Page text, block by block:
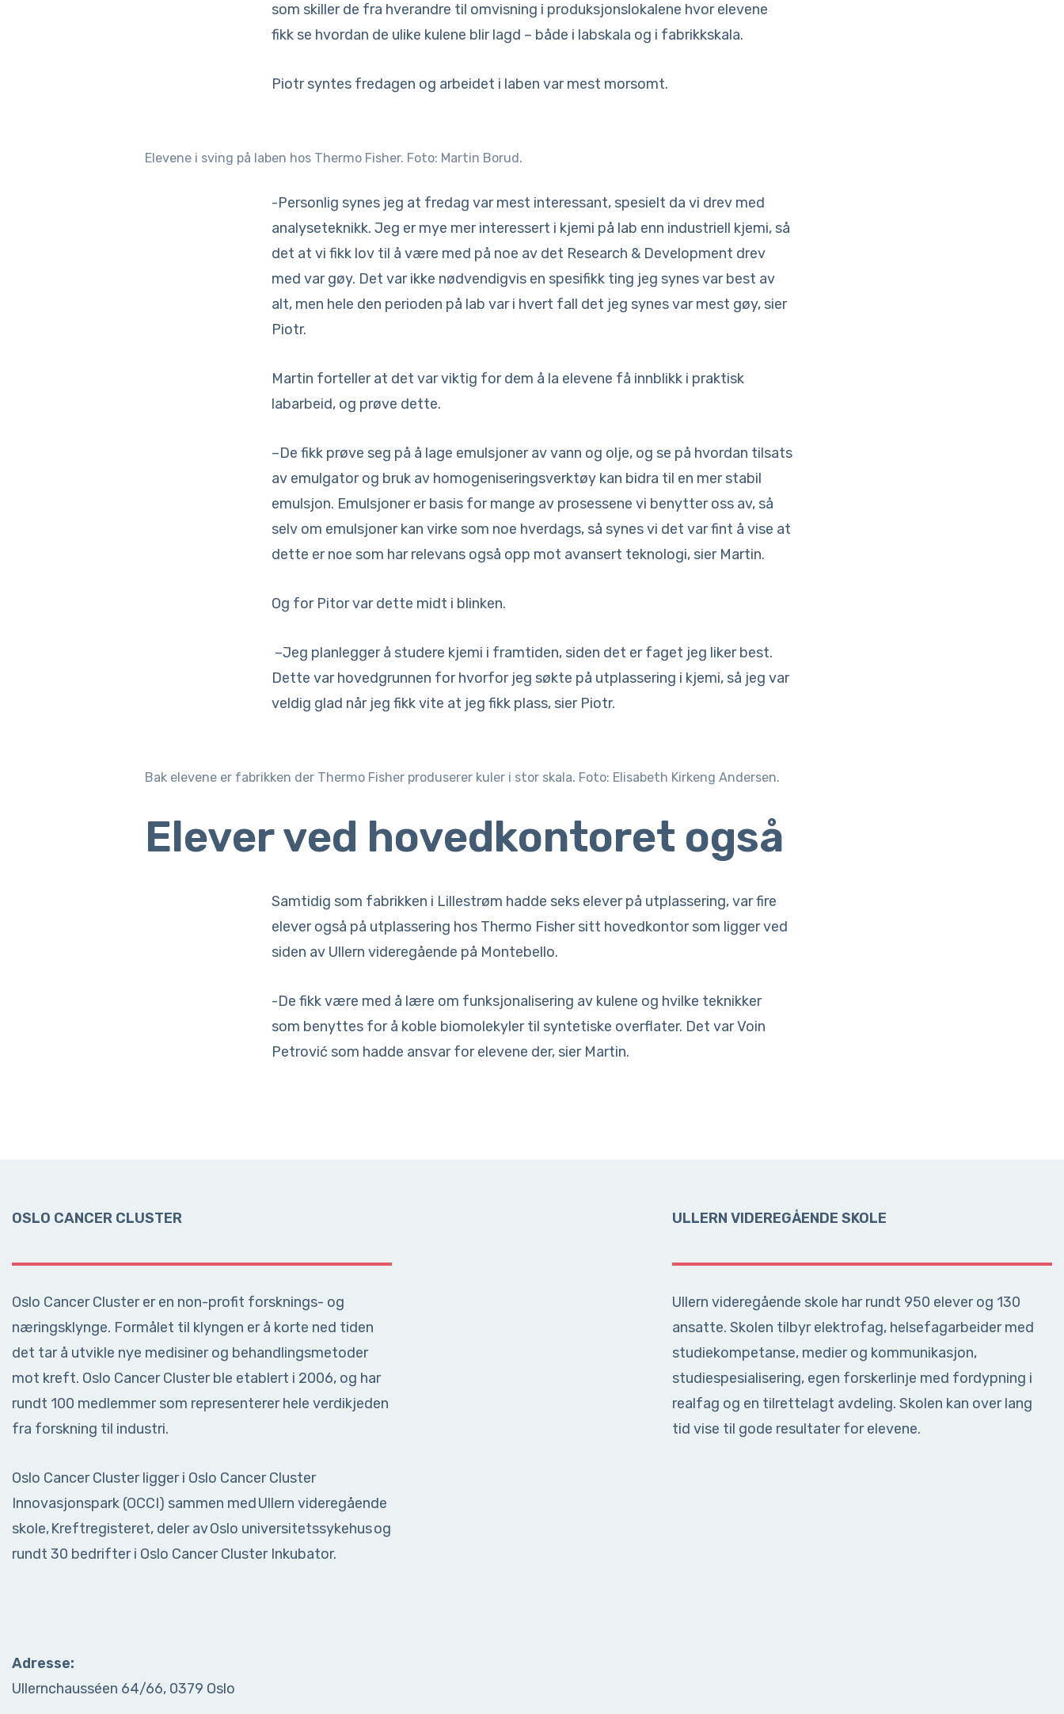
som skiller de fra hverandre til omvisning i produksjonslokalene hvor elevene
fikk se hvordan de ulike kulene blir lagd – både i labskala og i fabrikkskala.
Piotr syntes fredagen og arbeidet i laben var mest morsomt.
Elevene i sving på laben hos Thermo Fisher. Foto: Martin Borud.
-Personlig synes jeg at fredag var mest interessant, spesielt da vi drev med
analyseteknikk. Jeg er mye mer interessert i kjemi på lab enn industriell kjemi, så
det at vi fikk lov til å være med på noe av det Research & Development drev
med var gøy. Det var ikke nødvendigvis en spesifikk ting jeg synes var best av
alt, men hele den perioden på lab var i hvert fall det jeg synes var mest gøy, sier
Piotr.
Martin forteller at det var viktig for dem å la elevene få innblikk i praktisk
labarbeid, og prøve dette.
–De fikk prøve seg på å lage emulsjoner av vann og olje, og se på hvordan tilsats
av emulgator og bruk av homogeniseringsverktøy kan bidra til en mer stabil
emulsjon. Emulsjoner er basis for mange av prosessene vi benytter oss av, så
selv om emulsjoner kan virke som noe hverdags, så synes vi det var fint å vise at
dette er noe som har relevans også opp mot avansert teknologi, sier Martin.
Og for Pitor var dette midt i blinken.
–Jeg planlegger å studere kjemi i framtiden, siden det er faget jeg liker best.
Dette var hovedgrunnen for hvorfor jeg søkte på utplassering i kjemi, så jeg var
veldig glad når jeg fikk vite at jeg fikk plass, sier Piotr.
Bak elevene er fabrikken der Thermo Fisher produserer kuler i stor skala. Foto: Elisabeth Kirkeng Andersen.
Elever ved hovedkontoret også
Samtidig som fabrikken i Lillestrøm hadde seks elever på utplassering, var fire
elever også på utplassering hos Thermo Fisher sitt hovedkontor som ligger ved
siden av Ullern videregående på Montebello.
-De fikk være med å lære om funksjonalisering av kulene og hvilke teknikker
som benyttes for å koble biomolekyler til syntetiske overflater. Det var Voin
Petrović som hadde ansvar for elevene der, sier Martin.
OSLO CANCER CLUSTER
Oslo Cancer Cluster er en non-profit forsknings- og
næringsklynge. Formålet til klyngen er å korte ned tiden
det tar å utvikle nye medisiner og behandlingsmetoder
mot kreft. Oslo Cancer Cluster ble etablert i 2006, og har
rundt 100 medlemmer som representerer hele verdikjeden
fra forskning til industri.
Oslo Cancer Cluster ligger i Oslo Cancer Cluster
Innovasjonspark (OCCI) sammen med Ullern videregående
skole, Kreftregisteret, deler av Oslo universitetssykehus og
rundt 30 bedrifter i Oslo Cancer Cluster Inkubator.
ULLERN VIDEREGÅENDE SKOLE
Ullern videregående skole har rundt 950 elever og 130
ansatte. Skolen tilbyr elektrofag, helsefagarbeider med
studiekompetanse, medier og kommunikasjon,
studiespesialisering, egen forskerlinje med fordypning i
realfag og en tilrettelagt avdeling. Skolen kan over lang
tid vise til gode resultater for elevene.
Adresse:
Ullernchausséen 64/66, 0379 Oslo